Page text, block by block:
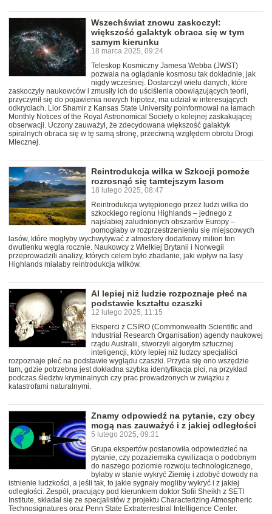
Wszechświat znowu zaskoczył:
większość galaktyk obraca się w tym
samym kierunku
18 marca 2025, 09:24
Teleskop Kosmiczny Jamesa Webba (JWST)
pozwala na oglądanie kosmosu tak dokładnie, jak
nigdy wcześniej. Dostarczył wielu danych, które
zaskoczyły naukowców i zmusiły ich do uściślenia obowiązujących teorii,
przyczynił się do pojawienia nowych hipotez, ma udział w interesujących
odkryciach. Lior Shamir z Kansas State University poinformował na łamach
Monthly Notices of the Royal Astronomical Society o kolejnej zaskakującej
obserwacji. Uczony zauważył, że zdecydowana większość galaktyk
spiralnych obraca się w tę samą stronę, przeciwną względem obrotu Drogi
Mlecznej.
Reintrodukcja wilka w Szkocji pomoże
rozrosnąć się tamtejszym lasom
18 lutego 2025, 08:47
Reintrodukcja wytępionego przez ludzi wilka do
szkockiego regionu Highlands – jednego z
najsłabiej zaludnionych obszarów Europy –
pomogłaby w rozprzestrzenieniu się miejscowych
lasów, które mogłyby wychwytywać z atmosfery dodatkowy milion ton
dwutlenku węgla rocznie. Naukowcy z Wielkiej Brytanii i Norwegii
przeprowadzili analizy, których celem było zbadanie, jaki wpływ na lasy
Highlands miałaby reintrodukcja wilków.
AI lepiej niż ludzie rozpoznaje płeć na
podstawie kształtu czaszki
12 lutego 2025, 11:15
Eksperci z CSIRO (Commonwealth Scientific and
Industrial Research Organisation) agendy naukowej
rządu Australii, stworzyli algorytm sztucznej
inteligencji, który lepiej niż ludzcy specjaliści
rozpoznaje płeć na podstawie wyglądu czaszki. Przyda się ono wszędzie
tam, gdzie potrzebna jest dokładna szybka identyfikacja płci, na przykład
podczas śledztw kryminalnych czy prac prowadzonych w związku z
katastrofami naturalnymi.
Znamy odpowiedź na pytanie, czy obcy
mogą nas zauważyć i z jakiej odległości
5 lutego 2025, 09:31
Grupa ekspertów postanowiła odpowiedzieć na
pytanie, czy pozaziemska cywilizacja o podobnym
do naszego poziomie rozwoju technologicznego,
byłaby w stanie wykryć Ziemię i zdobyć dowody na
istnienie ludzkości, a jeśli tak, to jakie sygnały mogliby wykryć i z jakiej
odległości. Zespół, pracujący pod kierunkiem doktor Sofii Sheikh z SETI
Institute, składał się ze specjalistów z projektu Characterizing Atmospheric
Technosignatures oraz Penn State Extraterrestrial Intelligence Center.